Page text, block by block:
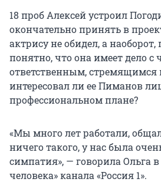
18 проб Алексей устроил
окончательно принять в
актрису не обидел, а наоборот,
понятно, что она имеет дело с
ответственным, стремящимся
интересовал ли ее Пиманов
профессиональном плане?
«Мы много лет работали,
ничего такого, у нас была
симпатия», — говорила Ольга
человека» канала «Россия 1».